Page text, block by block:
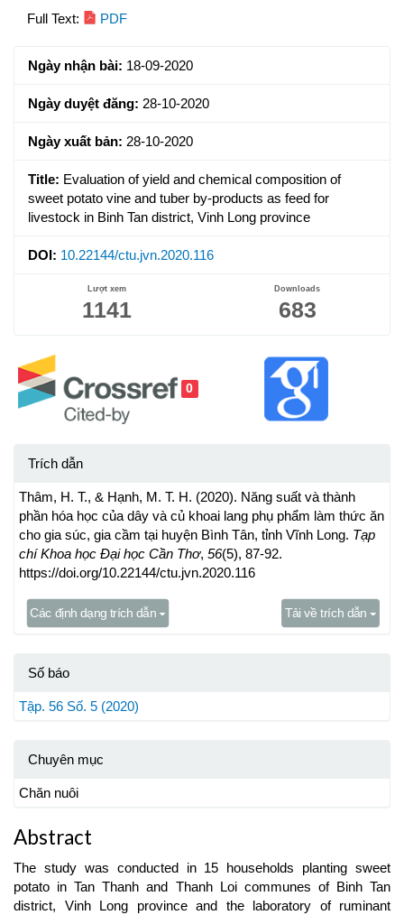
Article
Full Text: PDF
Ngày nhận bài: 18-09-2020
Ngày duyệt đăng: 28-10-2020
Ngày xuất bản: 28-10-2020
Title: Evaluation of yield and chemical composition of
sweet potato vine and tuber by-products as feed for
livestock in Binh Tan district, Vinh Long province
DOI: 10.22144/ctu.jvn.2020.116
Lượt xem
1141
Downloads
683
0
Trích dẫn
Thâm, H. T., & Hạnh, M. T. H. (2020). Năng suất và thành
phần hóa học của dây và củ khoai lang phụ phẩm làm thức ăn
cho gia súc, gia cầm tại huyện Bình Tân, tỉnh Vĩnh Long. Tạp
chí Khoa học Đại học Cần Thơ, 56(5), 87-92.
https://doi.org/10.22144/ctu.jvn.2020.116
Các định dạng trích dẫn Tải về trích dẫn
Số báo
Tập. 56 Số. 5 (2020)
Chuyên mục
Chăn nuôi
Abstract
The study was conducted in 15 households planting sweet
potato in Tan Thanh and Thanh Loi communes of Binh Tan
district, Vinh Long province and the laboratory of ruminant